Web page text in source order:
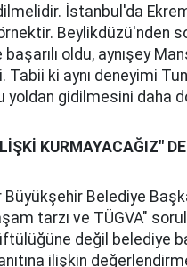
İstanbul'da
Beylikdüzü'nden
oldu, aynışey
Tabii ki aynı deneyimi
yoldan gidilmesini daha
KURMAYACAĞIZ"
Büyükşehir Belediye
tarzı ve TÜGVA"
değil belediye
ilişkin